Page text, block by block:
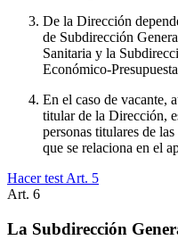
De la Dirección
de Subdirección
Sanitaria y la
Económico-
En el caso de vacante,
titular de la Dirección,
personas titulares de
que se relaciona en el
Hacer test Art. 5
Art. 6
La Subdirección